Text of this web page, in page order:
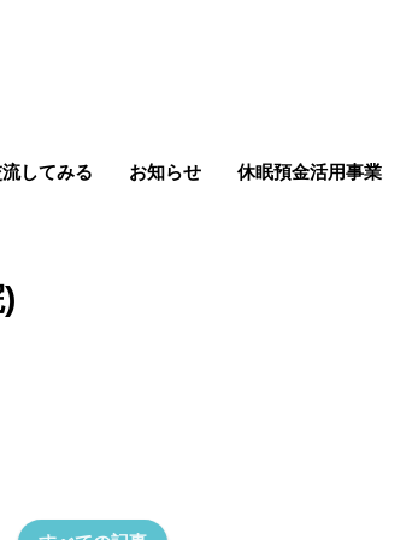
してみる お知らせ 休眠預金活用事業